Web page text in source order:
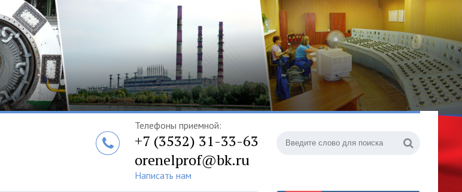
Телефоны приемной:
+7 (3532) 31-33-63
orenelprof@bk.ru
Написать нам